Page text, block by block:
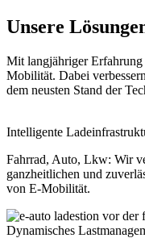
Unsere
Mit langjähriger
Mobilität. Dabei
dem neusten Stand der
Intelligente
Fahrrad, Auto, Lkw: Wir
ganzheitlichen und
von E-Mobilität.
Dynamisches